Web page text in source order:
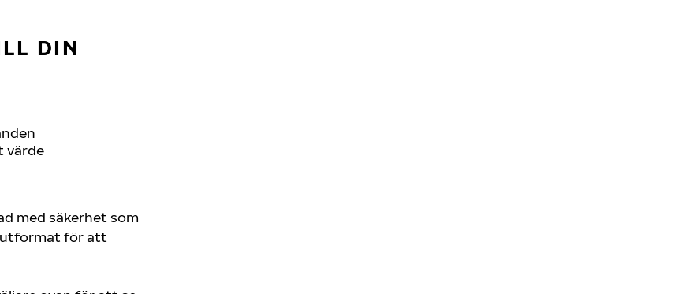
DIN
värde
med säkerhet som
utformat för att